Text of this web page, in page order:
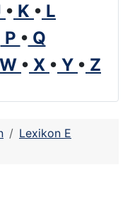
• K • L
P • Q
W • X • Y • Z
Lexikon E